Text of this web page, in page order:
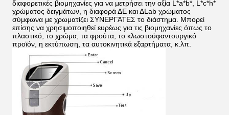
διαφορετικές βιομηχανίες για να μετρήσει την αξία L*a*b*, L*c*h*
χρώματος δειγμάτων, η διαφορά ΔE και ΔLab χρώματος
σύμφωνα με χρωματίζει ΣΥΝΕΡΓΆΤΕΣ το διάστημα. Μπορεί
επίσης να χρησιμοποιηθεί ευρέως για τις βιομηχανίες όπως το
πλαστικό, το χρώμα, τα φρούτα, το κλωστοϋφαντουργικό
προϊόν, η εκτύπωση, τα αυτοκινητικά εξαρτήματα, κ.λπ.